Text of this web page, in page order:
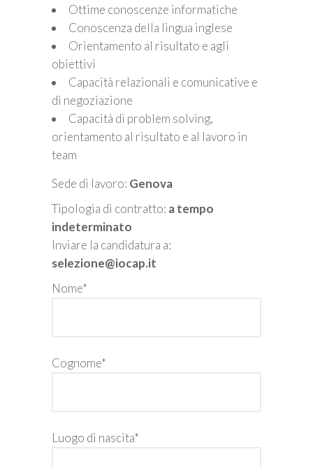
Ottime conoscenze informatiche
Conoscenza della lingua inglese
Orientamento al risultato e agli
obiettivi
Capacità relazionali e comunicative e
di negoziazione
Capacità di problem solving,
orientamento al risultato e al lavoro in
team
Sede di lavoro: Genova
Tipologia di contratto: a tempo
indeterminato
Inviare la candidatura a:
selezione@iocap.it
Nome*
Cognome*
Luogo di nascita*